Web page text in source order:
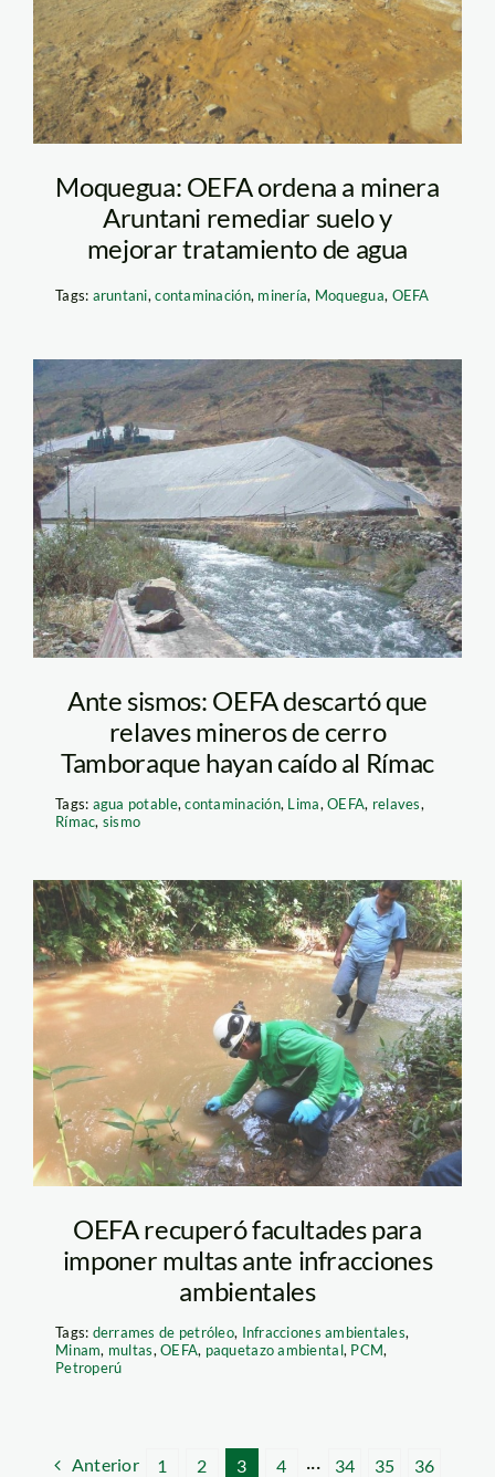
Moquegua: OEFA ordena a minera
Aruntani remediar suelo y
mejorar tratamiento de agua
Tags: aruntani,contaminación, minería, Moquegua, OEFA
tamboraque –
inforegion
Ante sismos: OEFA descartó que
relaves mineros de cerro
Tamboraque hayan caído al Rímac
Tags: agua potable,contaminación, Lima,OEFA, relaves,
Rímac, sismo
derrame_OEFA
OEFA recuperó facultades para
imponer multas ante infracciones
ambientales
Tags: derrames de petróleo, Infracciones ambientales,
Minam, multas,OEFA, paquetazo ambiental, PCM,
Petroperú
Anterior 1 2 3 4 ··· 34 35
36